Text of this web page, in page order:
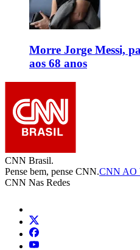
Morre Jorge Messi,
aos 68 anos
CNN Brasil.
Pense bem, pense CNN.CNN AO
CNN Nas Redes